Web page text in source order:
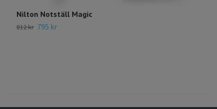
Nilton Notställ Magic
812 kr 795 kr